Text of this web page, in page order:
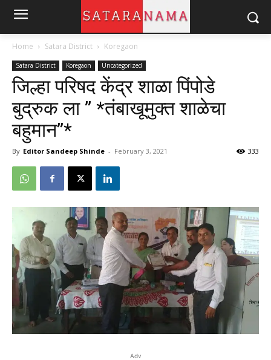
Home Satara District Koregaon
Satara District Koregaon Uncategorized
जिल्हा परिषद केंद्र शाळा पिंपोडे
बुद्रुक ला ” *तंबाखूमुक्त शाळेचा
बहुमान”*
By Editor Sandeep Shinde - February 3, 2021 333
Adv